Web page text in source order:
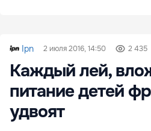
Ipn 2 июля 2016, 14:50 2 435
Каждый лей,
питание детей
удвоят